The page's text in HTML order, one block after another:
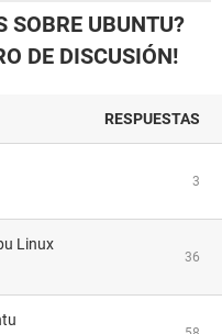
SOBRE UBUNTU?
DE DISCUSIÓN!
RESPUESTAS
3
Linux
36